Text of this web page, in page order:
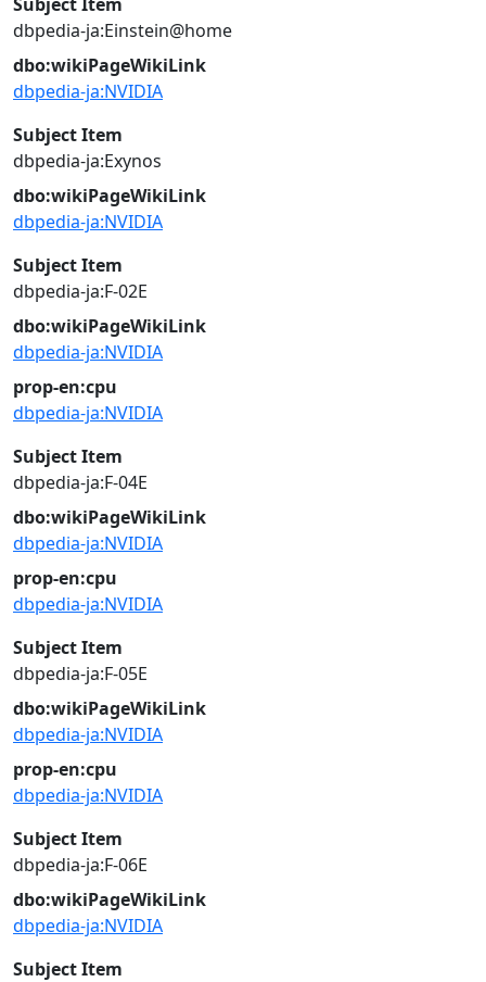
dbpedia-ja:Einstein@home
dbo:wikiPageWikiLink
dbpedia-ja:NVIDIA
Subject Item
dbpedia-ja:Exynos
dbo:wikiPageWikiLink
dbpedia-ja:NVIDIA
Subject Item
dbpedia-ja:F-02E
dbo:wikiPageWikiLink
dbpedia-ja:NVIDIA
prop-en:cpu
dbpedia-ja:NVIDIA
Subject Item
dbpedia-ja:F-04E
dbo:wikiPageWikiLink
dbpedia-ja:NVIDIA
prop-en:cpu
dbpedia-ja:NVIDIA
Subject Item
dbpedia-ja:F-05E
dbo:wikiPageWikiLink
dbpedia-ja:NVIDIA
prop-en:cpu
dbpedia-ja:NVIDIA
Subject Item
dbpedia-ja:F-06E
dbo:wikiPageWikiLink
dbpedia-ja:NVIDIA
Subject Item